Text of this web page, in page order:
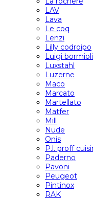
LAV
Lava
Le coq
Lenzi
Lilly codroipo
Luigi bormioli
Luxstahl
Luzerne
Maco
Marcato
Martellato
Matfer
Mill
Nude
Onis
P.l. proff
Paderno
Pavoni
Peugeot
Pintinox
RAK